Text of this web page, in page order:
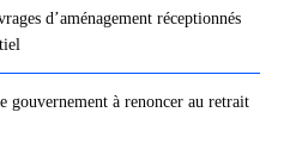
d’aménagement réceptionnés
gouvernement à renoncer au retrait